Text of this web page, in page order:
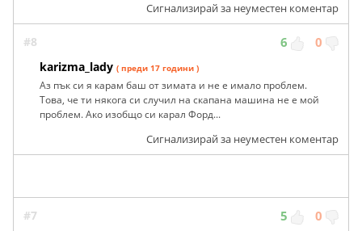
Сигнализирай за неуместен коментар
#8 6 0
karizma_lady ( преди 17 години )
Аз пък си я карам баш от зимата и не е имало проблем.
Това, че ти някога си случил на скапана машина не е мой
проблем. Ако изобщо си карал Форд...
Сигнализирай за неуместен коментар
#7 5 0